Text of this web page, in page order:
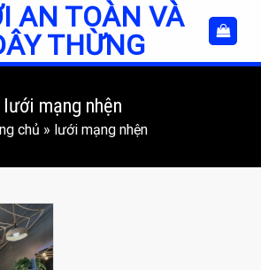
AN TOÀN VÀ
THỪNG
lưới mạng nhện
chủ » lưới mạng nhện